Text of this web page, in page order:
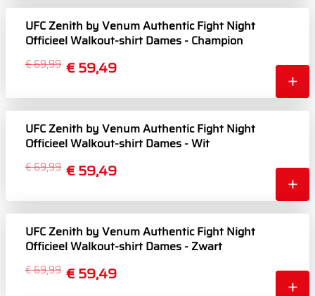
UFC Zenith by Venum Authentic Fight Night
Officieel Walkout-shirt Dames - Champion
€ 59,49
€ 69,99
UFC Zenith by Venum Authentic Fight Night
Officieel Walkout-shirt Dames - Wit
€ 59,49
€ 69,99
UFC Zenith by Venum Authentic Fight Night
Officieel Walkout-shirt Dames - Zwart
€ 59,49
€ 69,99